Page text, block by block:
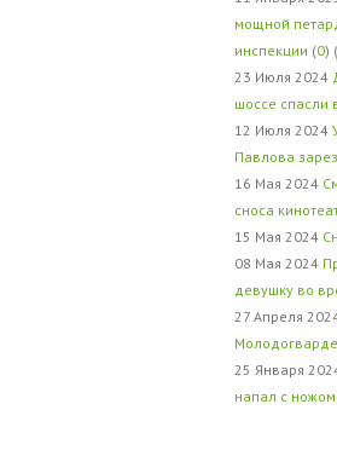
мощной
инспекции (0)
23 Июля 2024
шоссе спасли
12 Июля 2024
Павлова
16 Мая 2024
сноса
15 Мая 2024
08 Мая 2024
девушку во
27 Апреля
25 Января
напал с